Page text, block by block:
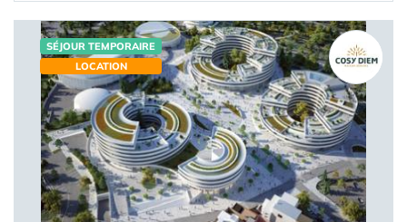
SÉJOUR TEMPORAIRE
LOCATION